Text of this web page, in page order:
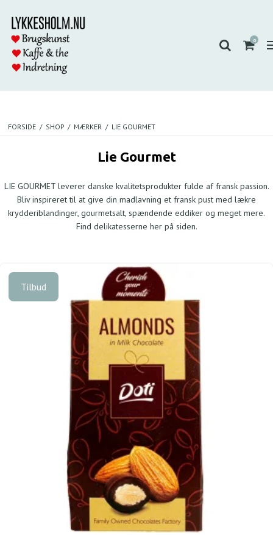
0
FORSIDE / SHOP / MÆRKER / LIE GOURMET
Lie Gourmet
LIE GOURMET leverer danske kvalitetsprodukter fulde af fransk passion.
Bliv inspireret til at give din madlavning et fransk pust med lækre
krydderiblandinger, gourmetsalt, spændende eddiker og meget mere.
Find delikatesserne her på siden.
Tilbud